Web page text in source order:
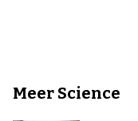
Meer Science